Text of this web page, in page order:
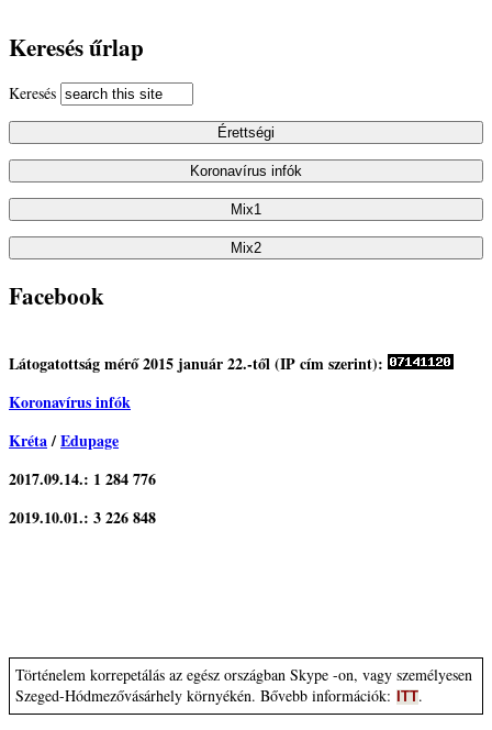
Keresés űrlap
Keresés
Facebook
Látogatottság mérő 2015 január 22.-től (IP cím szerint):
Koronavírus infók
Kréta/Edupage
2017.09.14.: 1 284 776
2019.10.01.: 3 226 848
Történelem korrepetálás az egész országban Skype -on, vagy személyesen
Szeged-Hódmezővásárhely környékén. Bővebb információk: ITT.